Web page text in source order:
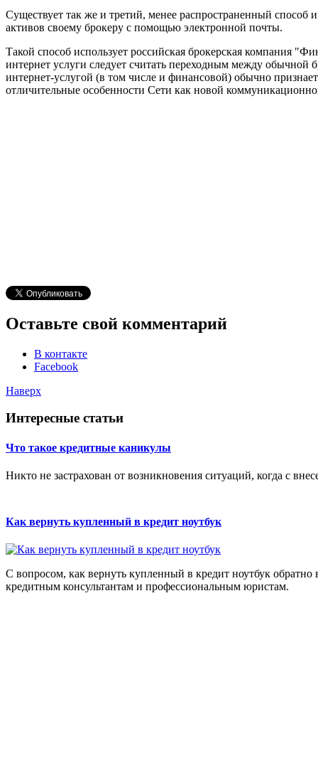
Существует так же и третий, менее распространенный способ
активов своему брокеру с помощью электронной почты.
Такой способ использует российская брокерская компания
интернет услуги следует считать переходным между
интернет-услугой (в том числе и финансовой) обычно
отличительные особенности Сети как новой
Оставьте свой комментарий
В контакте
Facebook
Наверх
Интересные статьи
Что такое кредитные каникулы
Никто не застрахован от возникновения ситуаций, когда с
Как вернуть купленный в кредит ноутбук
С вопросом, как вернуть купленный в кредит ноутбук
кредитным консультантам и профессиональным юристам.